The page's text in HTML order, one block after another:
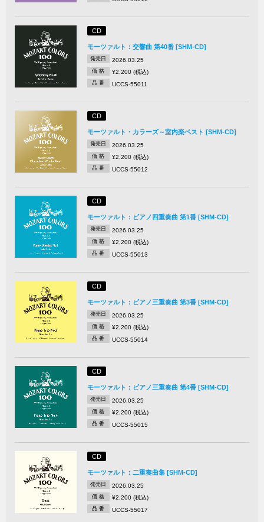
CD
モーツァルト：交響曲 第40番 [SHM-CD]
発売日 2026.03.25
価 格 ¥2,200 (税込)
品 番 UCCS-55011
CD
モーツァルト・カラーズ～室内楽ベスト [SHM-CD]
発売日 2026.03.25
価 格 ¥2,200 (税込)
品 番 UCCS-55012
CD
モーツァルト：ピアノ四重奏曲 第1番 [SHM-CD]
発売日 2026.03.25
価 格 ¥2,200 (税込)
品 番 UCCS-55013
CD
モーツァルト：ピアノ三重奏曲 第3番 [SHM-CD]
発売日 2026.03.25
価 格 ¥2,200 (税込)
品 番 UCCS-55014
CD
モーツァルト：ピアノ三重奏曲 第4番 [SHM-CD]
発売日 2026.03.25
価 格 ¥2,200 (税込)
品 番 UCCS-55015
CD
モーツァルト：二重奏曲集 [SHM-CD]
発売日 2026.03.25
価 格 ¥2,200 (税込)
品 番 UCCS-55017